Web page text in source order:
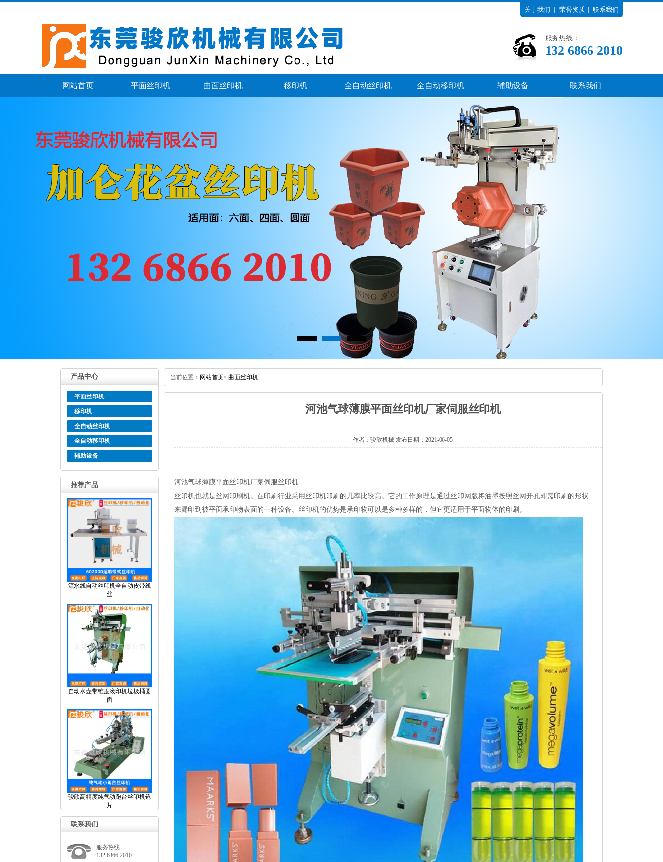
关于我们 | 荣誉资质 | 联系我们
服务热线：
13268662010
网站首页 平面丝印机 曲面丝印机 移印机 全自动丝印机 全自动移印机 辅助设备 联系我们
产品中心
平面丝印机
移印机
全自动丝印机
全自动移印机
辅助设备
推荐产品
流水线自动丝印机全自动皮带线
丝
自动水壶带锥度滚印机垃圾桶圆
面
骏欣高精度纯气动跑台丝印机镜
片
联系我们
服务热线
13268662010
当前位置： 网站首页> 曲面丝印机
河池气球薄膜平面丝印机厂家伺服丝印机
作者：骏欣机械发布日期：2021-06-05
河池气球薄膜平面丝印机厂家伺服丝印机
丝印机也就是丝网印刷机。在印刷行业采用丝印机印刷的几率比较高。它的工作原理是通过丝印网版将油墨按照丝网开孔即需印刷的形状
来漏印到被平面承印物表面的一种设备。丝印机的优势是承印物可以是多种多样的，但它更适用于平面物体的印刷。